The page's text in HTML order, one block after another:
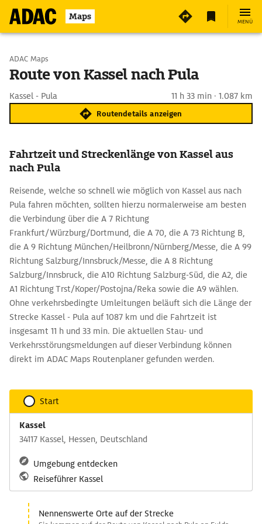
Maps MENÜ
Start wählen
ADAC Maps
Route von Kassel nach Pula
Kassel - Pula 11 h 33 min · 1.087 km
Routendetails anzeigen
Fahrtzeit und Streckenlänge von Kassel aus
nach Pula
Reisende, welche so schnell wie möglich von Kassel aus nach
Pula fahren möchten, sollten hierzu normalerweise am besten
die Verbindung über die A 7 Richtung
Frankfurt/Würzburg/Dortmund, die A 70, die A 73 Richtung B,
die A 9 Richtung München/Heilbronn/Nürnberg/Messe, die A 99
Richtung Salzburg/Innsbruck/Messe, die A 8 Richtung
Salzburg/Innsbruck, die A10 Richtung Salzburg-Süd, die A2, die
A1 Richtung Trst/Koper/Postojna/Reka sowie die A9 wählen.
Ohne verkehrsbedingte Umleitungen beläuft sich die Länge der
Strecke Kassel - Pula auf 1087 km und die Fahrtzeit ist
insgesamt 11 h und 33 min. Die aktuellen Stau- und
Verkehrsstörungsmeldungen auf dieser Verbindung können
direkt im ADAC Maps Routenplaner gefunden werden.
Start
Kassel
34117 Kassel, Hessen, Deutschland
Umgebung entdecken
Reiseführer Kassel
Nennenswerte Orte auf der Strecke